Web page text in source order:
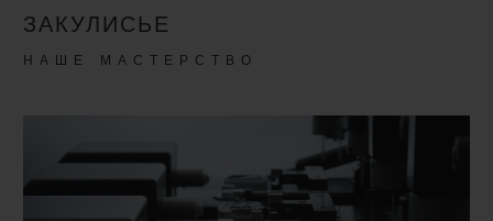
ЗАКУЛИСЬЕ
НАШЕ МАСТЕРСТВО